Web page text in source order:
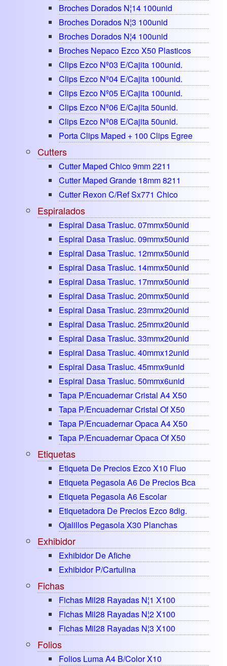
Broches Dorados N¦14 100unid
Broches Dorados N¦3 100unid
Broches Dorados N¦4 100unid
Broches Nepaco Ezco X50 Plasticos
Clips Ezco Nº03 E/cajita 100unid.
Clips Ezco Nº04 E/cajita 100unid.
Clips Ezco Nº05 E/cajita 100unid.
Clips Ezco Nº06 E/cajita 50unid.
Clips Ezco Nº08 E/cajita 50unid.
Porta Clips Maped + 100 Clips Egree
Cutters
Cutter Maped Chico 9mm 2211
Cutter Maped Grande 18mm 8211
Cutter Rexon C/ref Sx771 Chico
Espiralados
Espiral Dasa Trasluc. 07mmx50unid
Espiral Dasa Trasluc. 09mmx50unid
Espiral Dasa Trasluc. 12mmx50unid
Espiral Dasa Trasluc. 14mmx50unid
Espiral Dasa Trasluc. 17mmx50unid
Espiral Dasa Trasluc. 20mmx50unid
Espiral Dasa Trasluc. 23mmx20unid
Espiral Dasa Trasluc. 25mmx20unid
Espiral Dasa Trasluc. 33mmx20unid
Espiral Dasa Trasluc. 40mmx12unid
Espiral Dasa Trasluc. 45mmx9unid
Espiral Dasa Trasluc. 50mmx6unid
Tapa P/encuadernar Cristal A4 X50
Tapa P/encuadernar Cristal Of X50
Tapa P/encuadernar Opaca A4 X50
Tapa P/encuadernar Opaca Of X50
Etiquetas
Etiqueta De Precios Ezco X10 Fluo
Etiqueta Pegasola A6 De Precios Bca
Etiqueta Pegasola A6 Escolar
Etiquetadora De Precios Ezco 8dig.
Ojalillos Pegasola X30 Planchas
Exhibidor
Exhibidor De Afiche
Exhibidor P/cartulina
Fichas
Fichas Mil28 Rayadas N¦1 X100
Fichas Mil28 Rayadas N¦2 X100
Fichas Mil28 Rayadas N¦3 X100
Folios
Folios Luma A4 B/color X10